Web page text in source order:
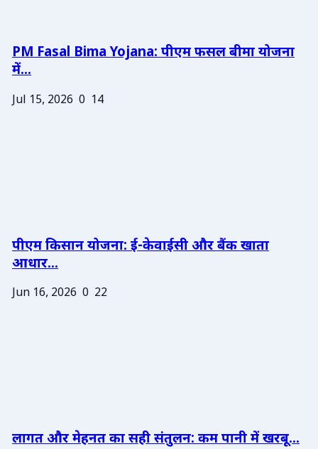
PM Fasal Bima Yojana: पीएम फसल बीमा योजना
में...
Jul 15, 2026 0 14
पीएम किसान योजना: ई-केवाईसी और बैंक खाता
आधार...
Jun 16, 2026 0 22
लागत और मेहनत का सही संतुलन: कम पानी में खरबू...